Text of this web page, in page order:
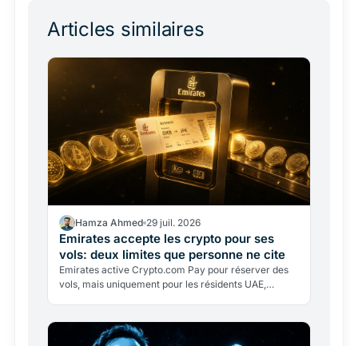
Articles similaires
Hamza Ahmed 29 juil. 2026
Emirates accepte les crypto pour ses
vols: deux limites que personne ne cite
Emirates active Crypto.com Pay pour réserver des
vols, mais uniquement pour les résidents UAE,